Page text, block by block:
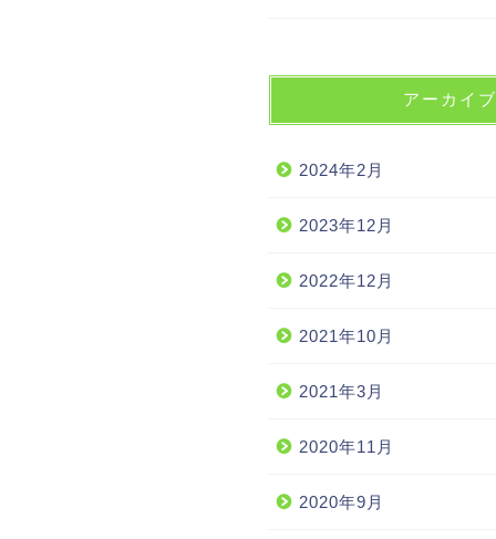
アーカイブ
2024年2月
2023年12月
2022年12月
2021年10月
2021年3月
2020年11月
2020年9月